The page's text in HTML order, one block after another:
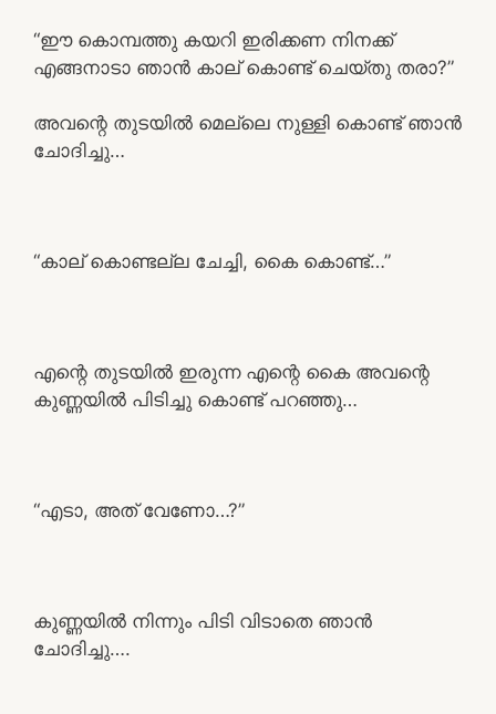
“ഈ കൊമ്പത്തു കയറി ഇരിക്കണ നിനക്ക്
എങ്ങനാടാ ഞാൻ കാല് കൊണ്ട് ചെയ്തു തരാ?”
അവന്റെ തുടയിൽ മെല്ലെ നുള്ളി കൊണ്ട് ഞാൻ
ചോദിച്ചു…
“കാല് കൊണ്ടല്ല ചേച്ചി, കൈ കൊണ്ട്…”
എന്റെ തുടയിൽ ഇരുന്ന എന്റെ കൈ അവന്റെ
കുണ്ണയിൽ പിടിച്ചു കൊണ്ട് പറഞ്ഞു…
“എടാ, അത് വേണോ…?”
കുണ്ണയിൽ നിന്നും പിടി വിടാതെ ഞാൻ
ചോദിച്ചു….